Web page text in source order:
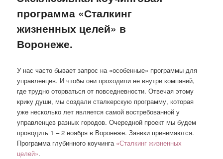
программа «Сталкинг
жизненных целей» в
Воронеже.
У нас часто бывает запрос на «особенные» программы для
управленцев. И чтобы они проходили не внутри компаний,
где трудно оторваться от повседневности. Отвечая этому
крику души, мы создали сталкерскую программу, которая
уже несколько лет является самой востребованной у
управленцев разных городов. Очередной проект мы будем
проводить 1 – 2 ноября в Воронеже. Заявки принимаются.
Программа глубинного коучинга «Сталкинг жизненных
целей».